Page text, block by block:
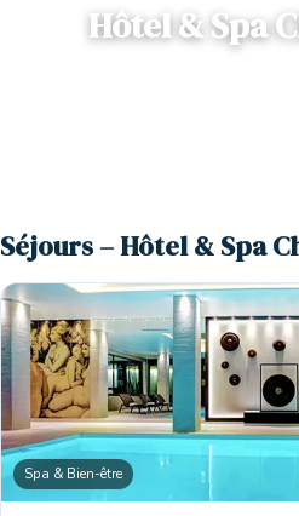
Hôtel & Spa
Séjours – Hôtel & Spa
Spa & Bien-être